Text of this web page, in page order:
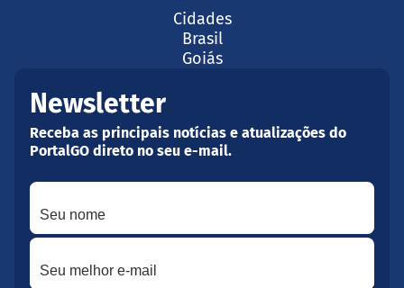
Cidades
Brasil
Goiás
Newsletter
Receba as principais notícias e atualizações do
PortalGO direto no seu e-mail.
Seu nome
Seu melhor e-mail